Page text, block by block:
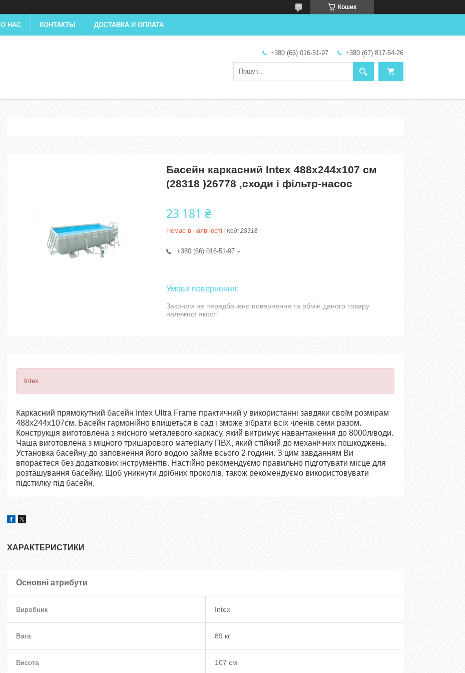
Кошик
О НАС КОНТАКТЫ ДОСТАВКА И ОПЛАТА
+380 (66) 016-51-97 +380 (67) 817-54-26
Басейн каркасний Intex 488х244х107 см
(28318 )26778 ,сходи і фільтр-насос
23 181 ₴
Немає в наявності Код: 28318
+380 (66) 016-51-97
Законом не передбачено повернення та обмін даного товару
належної якості
Intex
Каркасний прямокутний басейн Intex Ultra Frame практичний у використанні завдяки своїм розмірам
488х244х107см. Басейн гармонійно впишеться в сад і зможе зібрати всіх членів семи разом.
Конструкція виготовлена з якісного металевого каркасу, який витримує навантаження до 8000л/води.
Чаша виготовлена з міцного тришарового матеріалу ПВХ, який стійкий до механічних пошкоджень.
Установка басейну до заповнення його водою займе всього 2 години. З цим завданням Ви
впораєтеся без додаткових інструментів. Настійно рекомендуємо правильно підготувати місце для
розташування басейну. Щоб уникнути дрібних проколів, також рекомендуємо використовувати
підстилку під басейн.
ХАРАКТЕРИСТИКИ
Основні атрибути
Виробник Intex
Вага 89 кг
Висота 107 см